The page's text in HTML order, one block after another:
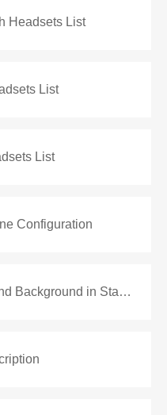
Headsets List
List
List
Configuration
Upgrade of the Title Logo and Background in Standby Mode of Color Screen Phones